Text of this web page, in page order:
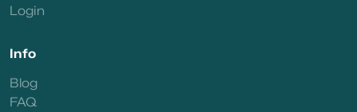
Login
Info
Blog
FAQ